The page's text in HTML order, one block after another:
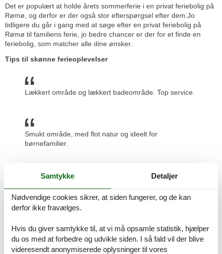
Det er populært at holde årets sommerferie i en privat feriebolig på
Rømø, og derfor er der også stor efterspørgsel efter dem.Jo
tidligere du går i gang med at søge efter en privat feriebolig på
Rømø til familiens ferie, jo bedre chancer er der for et finde en
feriebolig, som matcher alle dine ønsker.
Tips til skønne ferieoplevelser
Lækkert område og lækkert badeområde. Top service.
Smukt område, med flot natur og ideelt for
børnefamilier.
f.eks. Til Sylt, grænsehandel, Ribe og Tønder.
Dejligt og centralt for udflugtsmål som Ribe,
Blåvandshuk, Esbjerg m.m.
Samtykke Detaljer
Nødvendige cookies sikrer, at siden fungerer, og de kan
derfor ikke fravælges.
Hvis du giver samtykke til, at vi må opsamle statistik, hjælper
du os med at forbedre og udvikle siden. I så fald vil der blive
videresendt anonymiserede oplysninger til vores